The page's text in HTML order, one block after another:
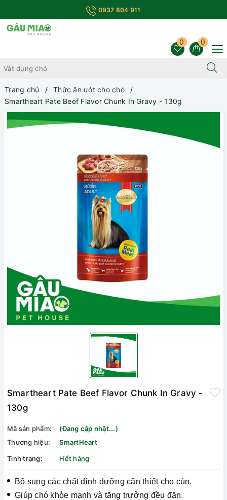
0937 804 911
0
0
Trang chủ
Thức ăn ướt cho chó
Smartheart Pate Beef Flavor Chunk In Gravy - 130g
Smartheart Pate Beef Flavor Chunk In Gravy -
130g
Mã sản phẩm:
(Đang cập nhật...)
Thương hiệu:
SmartHeart
Tình trạng:
Hết hàng
Bổ sung các chất dinh dưỡng cần thiết cho cún.
Giúp chó khỏe mạnh và tăng trưởng đều đặn.